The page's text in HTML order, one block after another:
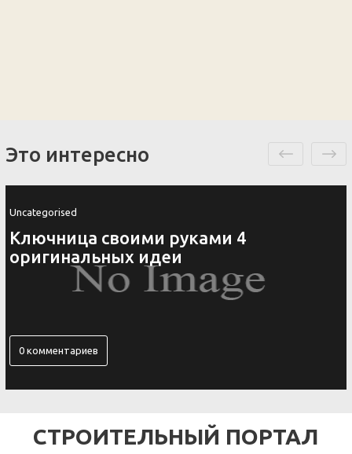
Это интересно
Uncategorised
Ключница своими руками 4
оригинальных идеи
0 комментариев
СТРОИТЕЛЬНЫЙ ПОРТАЛ